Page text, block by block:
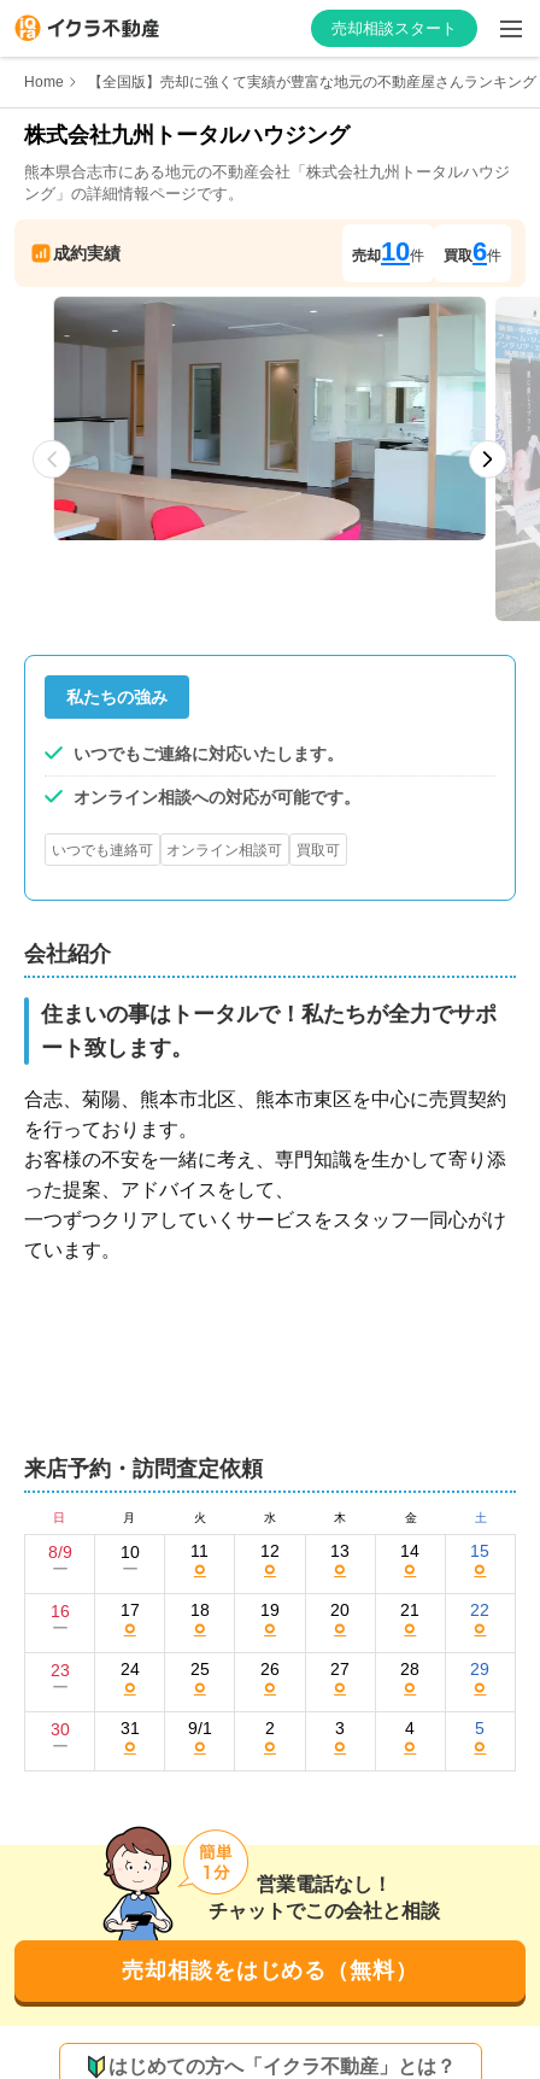
売却相談スタート
はじめての方へ
不動産会社を探す
物件の価格を知る
お家の売却を学ぶ
不動産会社向け情報
Home 【全国版】売却に強くて実績が豊富な地元の不動産屋さんランキング
株式会社九州トータルハウジング
熊本県合志市にある地元の不動産会社「 株式会社九州トータルハウジ
ング 」の詳細情報ページです。
成約実績 売却10件 買取6件
私たちの強み
いつでもご連絡に対応いたします。
オンライン相談への対応が可能です。
いつでも連絡可 オンライン相談可 買取可
営業電話なし！
チャットでこの会社と相談
売却相談をはじめる（無料）
はじめての方へ「イクラ不動産」とは？
来店予約・訪問査定依頼
日 月 火 水 木 金 土
8/9
ー
10
ー
11
○
12
○
13
○
14
○
15
○
16
ー
17
○
18
○
19
○
20
○
21
○
22
○
23
ー
24
○
25
○
26
○
27
○
28
○
29
○
30
ー
31
○
9/1
○
2
○
3
○
4
○
5
○
会社紹介
住まいの事はトータルで！私たちが全力でサポ
ート致します。
合志、菊陽、熊本市北区、熊本市東区を中心に売買契約
を行っております。
お客様の不安を一緒に考え、専門知識を生かして寄り添
った提案、アドバイスをして、
一つずつクリアしていくサービスをスタッフ一同心がけ
ています。